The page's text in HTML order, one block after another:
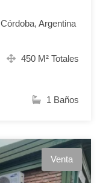
Argentina
450 M² Totales
1 Baños
Venta